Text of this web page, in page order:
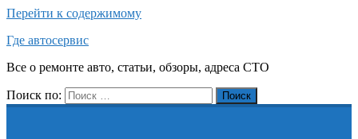
Перейти к содержимому
Где автосервис
Все о ремонте авто, статьи, обзоры, адреса СТО
Поиск по: Поиск